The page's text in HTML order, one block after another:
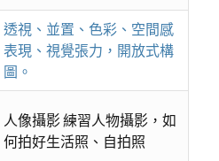
透視、並置、色彩、空間感
表現、視覺張力，開放式構
圖。
人像攝影 練習人物攝影，如
何拍好生活照、自拍照